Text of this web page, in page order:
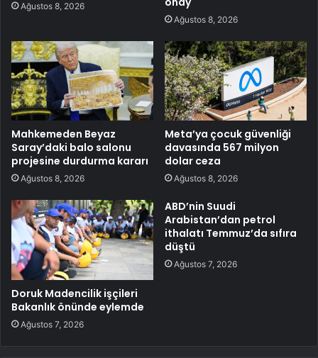
Ağustos 8, 2026
Ağustos 8, 2026
Mahkemeden Beyaz
Saray’daki balo salonu
projesine durdurma kararı
Ağustos 8, 2026
Meta’ya çocuk güvenliği
davasında 567 milyon
dolar ceza
Ağustos 8, 2026
Doruk Madencilik işçileri
Bakanlık önünde eylemde
Ağustos 7, 2026
ABD’nin Suudi
Arabistan’dan petrol
ithalatı Temmuz’da sıfıra
düştü
Ağustos 7, 2026